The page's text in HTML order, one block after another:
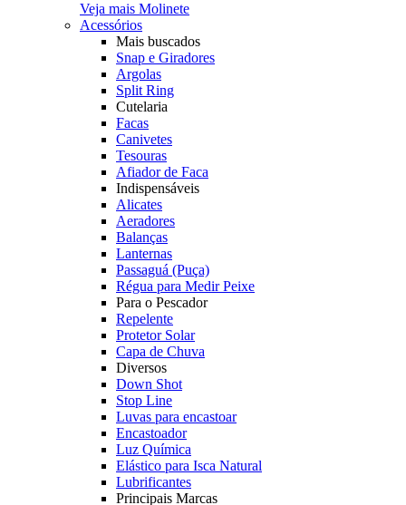
Veja mais Molinete
Acessórios
Mais buscados
Snap e Giradores
Argolas
Split Ring
Cutelaria
Facas
Canivetes
Tesouras
Afiador de Faca
Indispensáveis
Alicates
Aeradores
Balanças
Lanternas
Passaguá (Puça)
Régua para Medir Peixe
Para o Pescador
Repelente
Protetor Solar
Capa de Chuva
Diversos
Down Shot
Stop Line
Luvas para encastoar
Encastoador
Luz Química
Elástico para Isca Natural
Lubrificantes
Principais Marcas